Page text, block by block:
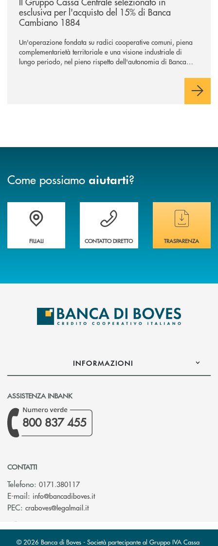
esclusiva per l'acquisto del 15% di Banca
Cambiano 1884
Un'operazione fondata su radici cooperative comuni, piena
complementarietà territoriale e una visione industriale di
lungo periodo, nel pieno rispetto dell'autonomia di Banca
negoziazione esclusiva per la finalizzazione dell’operazione.
Come possiamo aiutarti?
Trova la filiale&nbsp; più vicina a te
FILIALI
Hai bisogno di assistenza immediata ?
CONTATTO DIRETTO
Hai bisogno di
TRASPARENZA
INFORMAZIONI
ASSISTENZA INBANK
800 837 455
CONTATTI
Telefono: 0171.380117
E-mail: info@bancadiboves.it(si apre l’app di posta elettronica)
PEC: craboves@legalmail.it(si apre l’app di posta elettronica)
© 2026 Banca di Boves - Società partecipante al Gruppo IVA Cassa